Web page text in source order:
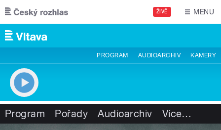
Přejít k hlavnímu obsahu
ŽIVĚ MENU
PROGRAM AUDIOARCHIV KAMERY
Program Pořady Audioarchiv Více…